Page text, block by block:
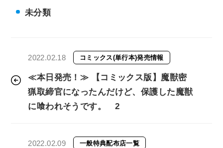
未分類
2022.02.18 コミックス(単行本)発売情報
≪本日発売！≫ 【コミックス版】魔獣密
猟取締官になったんだけど、保護した魔獣
に喰われそうです。 2
2022.02.09 一般特典配布店一覧